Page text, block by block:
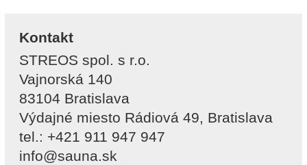
Kontakt
STREOS spol. s r.o.
Vajnorská 140
83104 Bratislava
Výdajné miesto Rádiová 49, Bratislava
tel.: +421 911 947 947
info@sauna.sk